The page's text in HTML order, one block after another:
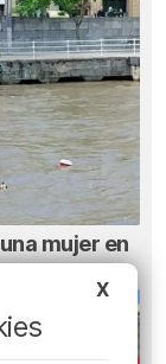
mujer en
X